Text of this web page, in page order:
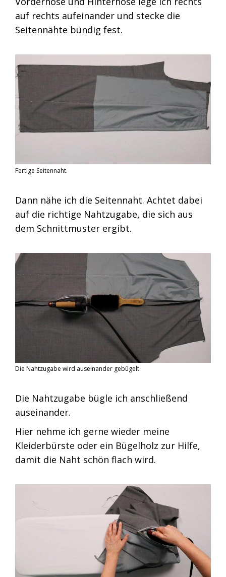
auf rechts aufeinander und stecke die
Seitennähte bündig fest.
Fertige Seitennaht.
Dann nähe ich die Seitennaht. Achtet dabei
auf die richtige Nahtzugabe, die sich aus
dem Schnittmuster ergibt.
Die Nahtzugabe wird auseinander gebügelt.
Die Nahtzugabe bügle ich anschließend
auseinander.
Hier nehme ich gerne wieder meine
Kleiderbürste oder ein Bügelholz zur Hilfe,
damit die Naht schön flach wird.